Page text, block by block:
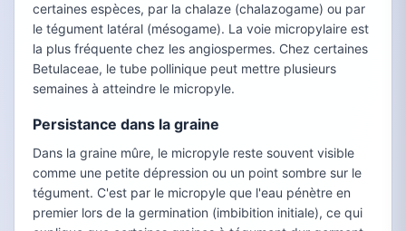
certaines espèces, par la chalaze (chalazogame) ou par
le tégument latéral (mésogame). La voie micropylaire est
la plus fréquente chez les angiospermes. Chez certaines
Betulaceae, le tube pollinique peut mettre plusieurs
semaines à atteindre le micropyle.
Persistance dans la graine
Dans la graine mûre, le micropyle reste souvent visible
comme une petite dépression ou un point sombre sur le
tégument. C'est par le micropyle que l'eau pénètre en
premier lors de la germination (imbibition initiale), ce qui